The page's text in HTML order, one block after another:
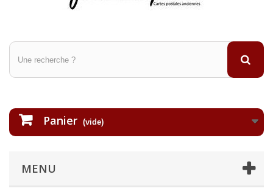
Panier (vide)
MENU